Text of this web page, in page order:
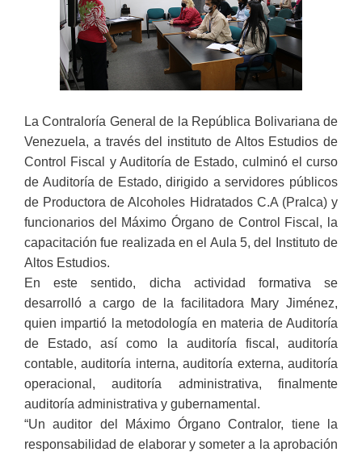
La Contraloría General de la República Bolivariana de
Venezuela, a través del instituto de Altos Estudios de
Control Fiscal y Auditoría de Estado, culminó el curso
de Auditoría de Estado, dirigido a servidores públicos
de Productora de Alcoholes Hidratados C.A (Pralca) y
funcionarios del Máximo Órgano de Control Fiscal, la
capacitación fue realizada en el Aula 5, del Instituto de
Altos Estudios.
En este sentido, dicha actividad formativa se
desarrolló a cargo de la facilitadora Mary Jiménez,
quien impartió la metodología en materia de Auditoría
de Estado, así como la auditoría fiscal, auditoría
contable, auditoría interna, auditoría externa, auditoría
operacional, auditoría administrativa, finalmente
auditoría administrativa y gubernamental.
“Un auditor del Máximo Órgano Contralor, tiene la
responsabilidad de elaborar y someter a la aprobación